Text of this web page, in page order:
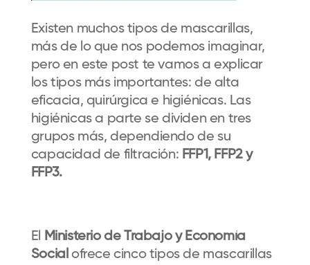
Existen muchos tipos de mascarillas,
más de lo que nos podemos imaginar,
pero en este post te vamos a explicar
los tipos más importantes: de alta
eficacia, quirúrgica e higiénicas. Las
higiénicas a parte se dividen en tres
grupos más, dependiendo de su
capacidad de filtración: FFP1, FFP2 y
FFP3.
El Ministerio de Trabajo y Economía
Socialofrece cinco tipos de mascarillas